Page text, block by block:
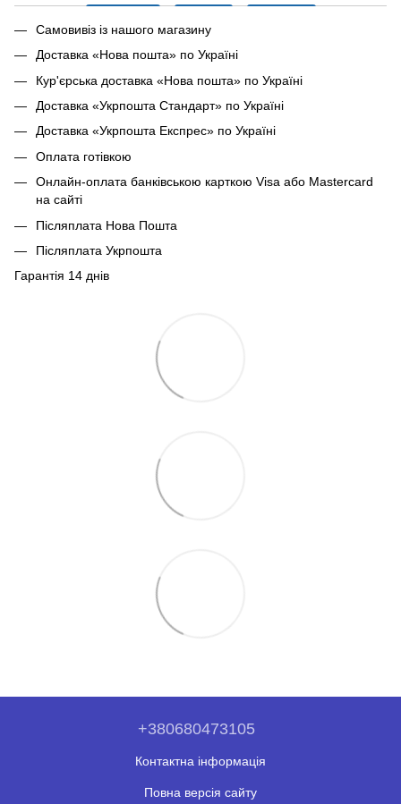
Самовивіз із нашого магазину
Доставка «Нова пошта» по Україні
Кур'єрська доставка «Нова пошта» по Україні
Доставка «Укрпошта Стандарт» по Україні
Доставка «Укрпошта Експрес» по Україні
Оплата готівкою
Онлайн-оплата банківською карткою Visa або Mastercard
на сайті
Післяплата Нова Пошта
Післяплата Укрпошта
Гарантія 14 днів
+380680473105
Контактна інформація
Повна версія сайту